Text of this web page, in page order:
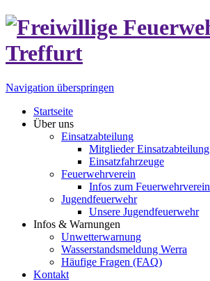
Navigation überspringen
Startseite
Über uns
Einsatzabteilung
Mitglieder Einsatzabteilung
Einsatzfahrzeuge
Feuerwehrverein
Infos zum Feuerwehrverein
Jugendfeuerwehr
Unsere Jugendfeuerwehr
Infos & Warnungen
Unwetterwarnung
Wasserstandsmeldung Werra
Häufige Fragen (FAQ)
Kontakt